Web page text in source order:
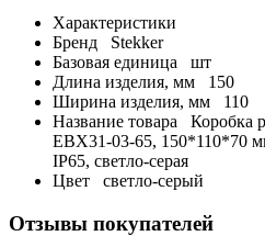
Характеристики
Бренд
Stekker
Базовая единица
шт
Длина изделия, мм
150
Ширина изделия, мм
110
Название товара
Коробка
EBX31-03-65, 150*110*70
IP65, светло-серая
Цвет
светло-серый
Отзывы покупателей